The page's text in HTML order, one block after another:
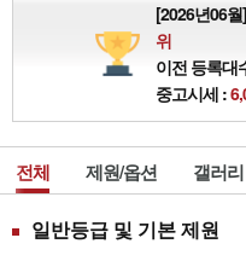
[2026년06
위
이전 등록대
중고시세 :
전체 제원/옵션 갤러리
일반등급 및 기본 제원